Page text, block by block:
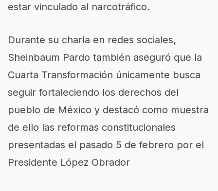
estar vinculado al narcotráfico.
Durante su charla en redes sociales,
Sheinbaum Pardo también aseguró que la
Cuarta Transformación únicamente busca
seguir fortaleciendo los derechos del
pueblo de México y destacó como muestra
de ello las reformas constitucionales
presentadas el pasado 5 de febrero por el
Presidente López Obrador